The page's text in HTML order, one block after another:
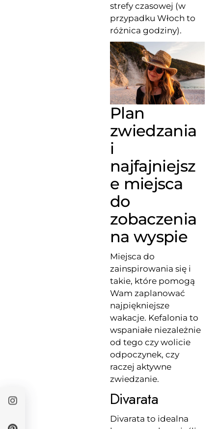
strefy czasowej (w
przypadku Włoch to
różnica godziny).
Plan
zwiedzania
i
najfajniejsz
e miejsca
do
zobaczenia
na wyspie
Miejsca do
zainspirowania się i
takie, które pomogą
Wam zaplanować
najpiękniejsze
wakacje. Kefalonia to
wspaniałe niezależnie
od tego czy wolicie
odpoczynek, czy
raczej aktywne
zwiedzanie.
Divarata
Divarata to idealna